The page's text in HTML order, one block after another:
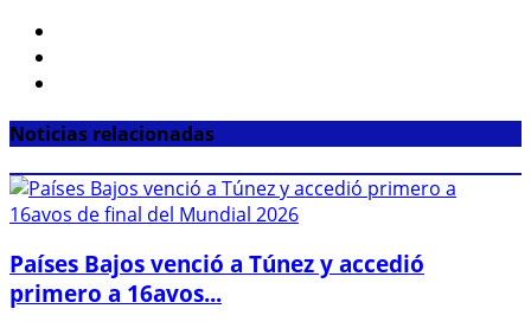
Noticias relacionadas
Países Bajos venció a Túnez y accedió
primero a 16avos...